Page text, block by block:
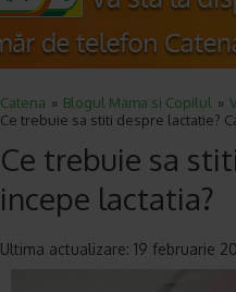
Catena Blogul Mama si Copilul
Ce trebuie sa stiti despre lactatie?
Ce trebuie sa
incepe lactatia?
Ultima actualizare: 19 februarie